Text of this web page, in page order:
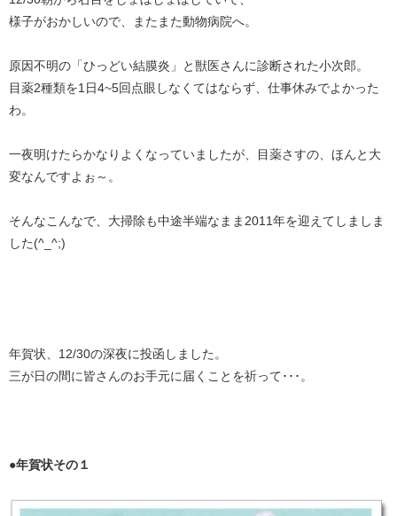
様子がおかしいので、またまた動物病院へ。
原因不明の「ひっどい結膜炎」と獣医さんに診断された小次郎。
目薬2種類を1日4~5回点眼しなくてはならず、仕事休みでよかった
わ。
一夜明けたらかなりよくなっていましたが、目薬さすの、ほんと大
変なんですよぉ～。
そんなこんなで、大掃除も中途半端なまま2011年を迎えてしましま
した(^_^;)
年賀状、12/30の深夜に投函しました。
三が日の間に皆さんのお手元に届くことを祈って･･･。
●年賀状その１